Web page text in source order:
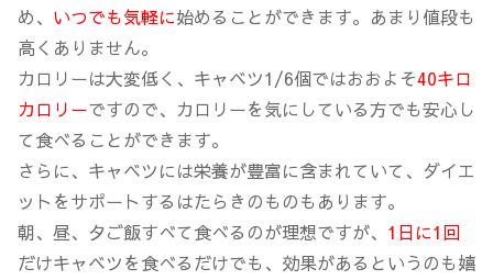
め、 いつでも気軽に始めることができます。あまり値段も
高くありません。
カロリーは大変低く、キャベツ1/6個ではおおよそ40キロ
カロリーですので、カロリーを気にしている方でも安心し
て食べることができます。
さらに、キャベツには栄養が豊富に含まれていて、ダイエ
ットをサポートするはたらきのものもあります。
朝、昼、夕ご飯すべて食べるのが理想ですが、 1日に1回
だけキャベツを食べるだけでも、効果があるというのも嬉